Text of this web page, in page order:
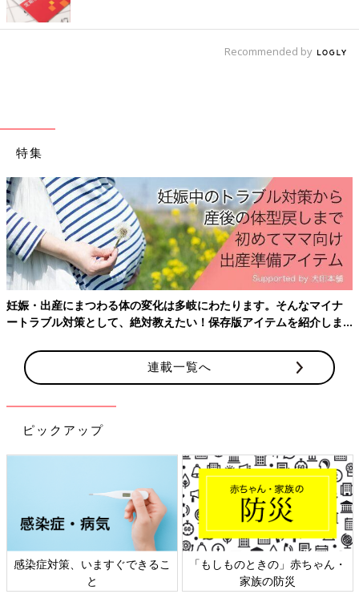
Recommended by
特集
妊娠・出産にまつわる体の変化は多岐にわたります。そんなマイナ
ートラブル対策として、絶対教えたい！保存版アイテムを紹介しま
連載一覧へ
ピックアップ
感染症対策、いますぐできるこ
と
「もしものときの」赤ちゃん・
家族の防災